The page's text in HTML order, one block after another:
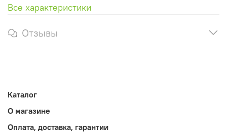
Все характеристики
Отзывы
Каталог
О магазине
Оплата, доставка, гарантии